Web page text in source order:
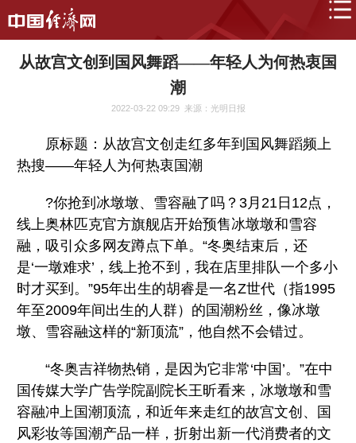
从故宫文创到国风舞蹈——年轻人为何热衷国
潮
2022-03-22 09:29 来源：光明日报
原标题：从故宫文创走红多年到国风舞蹈频上
热搜——年轻人为何热衷国潮
?你抢到冰墩墩、雪容融了吗？3月21日12点，
线上奥林匹克官方旗舰店开始预售冰墩墩和雪容
融，吸引众多网友蹲点下单。“冬奥结束后，还
是‘一墩难求’，线上抢不到，我在店里排队一个多小
时才买到。”95年出生的胡睿是一名Z世代（指1995
年至2009年间出生的人群）的国潮粉丝，像冰墩
墩、雪容融这样的“新顶流”，他自然不会错过。
“冬奥吉祥物热销，是因为它非常‘中国’。”在中
国传媒大学广告学院副院长王昕看来，冰墩墩和雪
容融冲上国潮顶流，和近年来走红的故宫文创、国
风彩妆等国潮产品一样，折射出新一代消费者的文